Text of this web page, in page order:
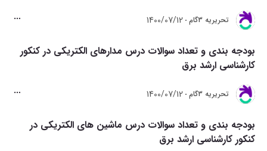
تحريريه 3گام 1400/07/12
بودجه بندی و تعداد سوالات درس مدارهای الکتریکی در کنکور
کارشناسی ارشد برق
تحريريه 3گام 1400/07/12
بودجه بندی و تعداد سوالات درس ماشین های الکتریکی در
کنکور کارشناسی ارشد برق